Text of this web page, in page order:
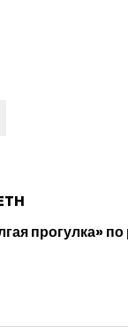
прогулка» по